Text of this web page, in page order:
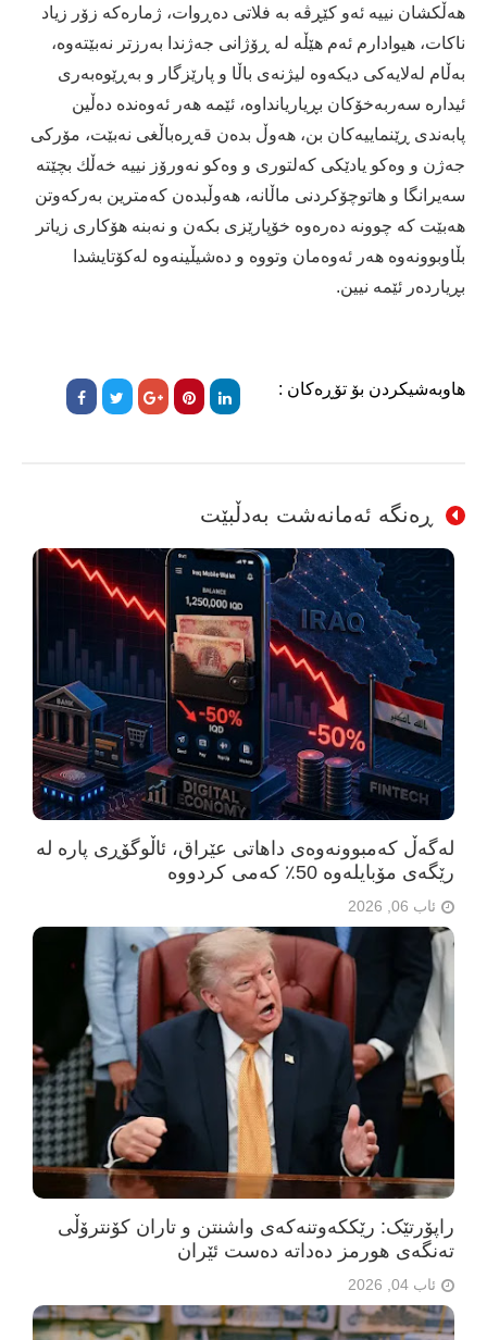
هەڵكشان نییە ئەو كێڕڤە بە فلاتی دەڕوات، ژمارەكە زۆر زیاد
ناكات، هیوادارم ئەم هێڵە لە ڕۆژانی جەژندا بەرزتر نەبێتەوە،
بەڵام لەلایەكی دیكەوە لیژنەی باڵا و پارێزگار و بەڕێوەبەری
ئیدارە سەربەخۆكان بڕیاریانداوە، ئێمە هەر ئەوەندە دەڵین
پابەندی ڕێنماییەكان بن، هەوڵ بدەن قەڕەباڵغی نەبێت، مۆركی
جەژن و وەكو یادێكی كەلتوری و وەكو نەورۆز نییە خەڵك بچێتە
سەیرانگا و هاتوچۆكردنی ماڵانە، هەوڵبدەن كەمترین بەركەوتن
هەبێت كە چوونە دەرەوە خۆپارێزی بكەن و نەبنە هۆكاری زیاتر
بڵاوبوونەوە هەر ئەوەمان وتووە و دەشیڵینەوە لەكۆتایشدا
بڕیاردەر ئێمە نیین.
هاوبەشیکردن بۆ تۆڕەکان :
ڕەنگە ئەمانەشت بەدڵبێت
لەگەڵ کەمبوونەوەی داهاتی عێراق، ئاڵوگۆڕی پارە لە
رێگەی مۆبایلەوە 50٪ کەمی کردووە
ئاب 06, 2026
راپۆرتێک: رێککەوتنەکەی واشنتن و تاران کۆنترۆڵی
تەنگەی هورمز دەداتە دەست ئێران
ئاب 04, 2026